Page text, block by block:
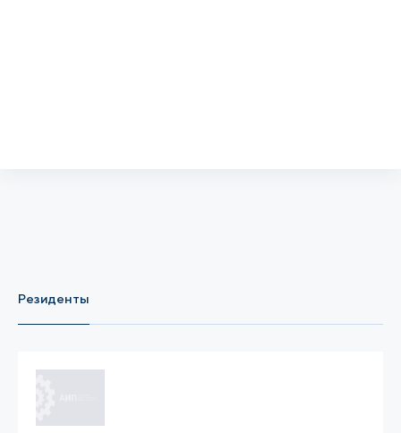
Резиденты